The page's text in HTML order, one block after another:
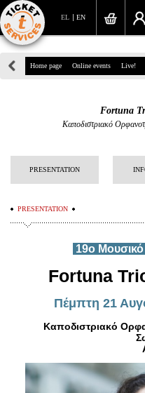
EN
EL
39,
Sign up/
Home page Online events Live!
Fortuna
Καποδιστριακό
PRESENTATION
PRESENTATION
19ο Μουσικό
Fortuna
Πέμπτη 21
Καποδιστριακό